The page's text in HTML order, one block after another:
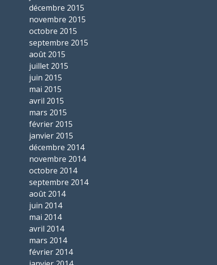
décembre 2015
novembre 2015
octobre 2015
septembre 2015
août 2015
juillet 2015
juin 2015
mai 2015
avril 2015
mars 2015
février 2015
janvier 2015
décembre 2014
novembre 2014
octobre 2014
septembre 2014
août 2014
juin 2014
mai 2014
avril 2014
mars 2014
février 2014